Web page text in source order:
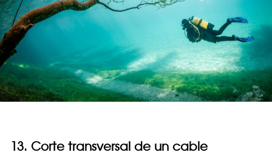
13. Corte transversal de un cable